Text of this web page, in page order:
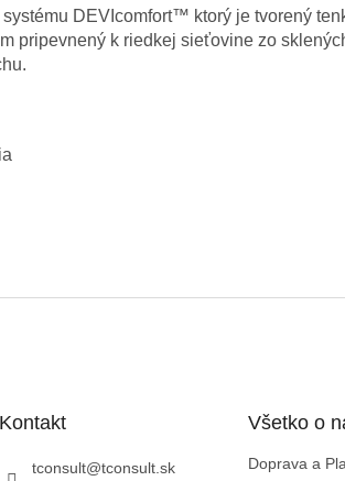
DEVIcomfort™ ktorý je tvorený
pripevnený k riedkej sieťovine zo
Kontakt
tconsult@tconsult.sk
Všetko o
Doprava a